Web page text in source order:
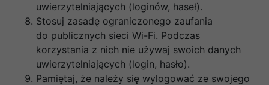
uwierzytelniających (loginów, haseł).
Stosuj zasadę ograniczonego zaufania
do publicznych sieci Wi-Fi. Podczas
korzystania z nich nie używaj swoich danych
uwierzytelniających (login, hasło).
Pamiętaj, że należy się wylogować ze swojego